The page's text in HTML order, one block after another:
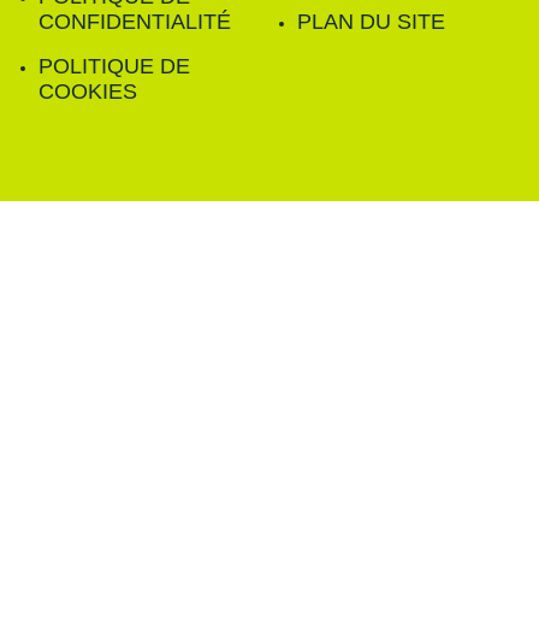
CONFIDENTIALITÉ
POLITIQUE DE
COOKIES
PLAN DU SITE